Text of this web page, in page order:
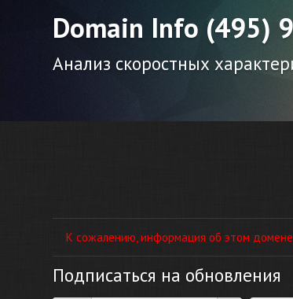
Domain Info (495)
Анализ скоростных
К сожалению, информация об этом
Подписаться на обновления